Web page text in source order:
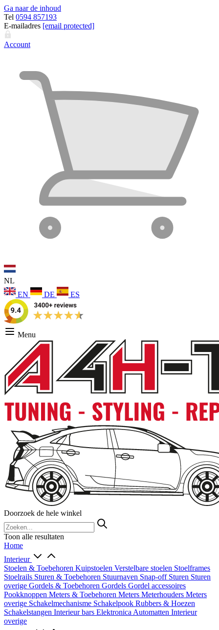
Ga naar de inhoud
Tel 0594 857193
E-mailadres [email protected]
Account
NL
EN
DE ES
Menu
Doorzoek de hele winkel
Toon alle resultaten
Home
Interieur
Stoelen & Toebehoren Kuipstoelen Verstelbare stoelen Stoelframes
Stoelrails Sturen & Toebehoren Stuurnaven Snap-off Sturen Sturen
overige Gordels & Toebehoren Gordels Gordel accessoires
Pookknoppen Meters & Toebehoren Meters Meterhouders Meters
overige Schakelmechanisme Schakelpook Rubbers & Hoezen
Schakelstangen Interieur bars Elektronica Automatten Interieur
overige